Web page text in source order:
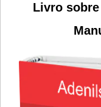
Livro